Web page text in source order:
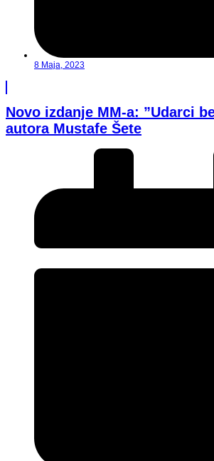
8 Maja, 2023
Novo izdanje MM-a: ”Udarci
autora Mustafe Šete